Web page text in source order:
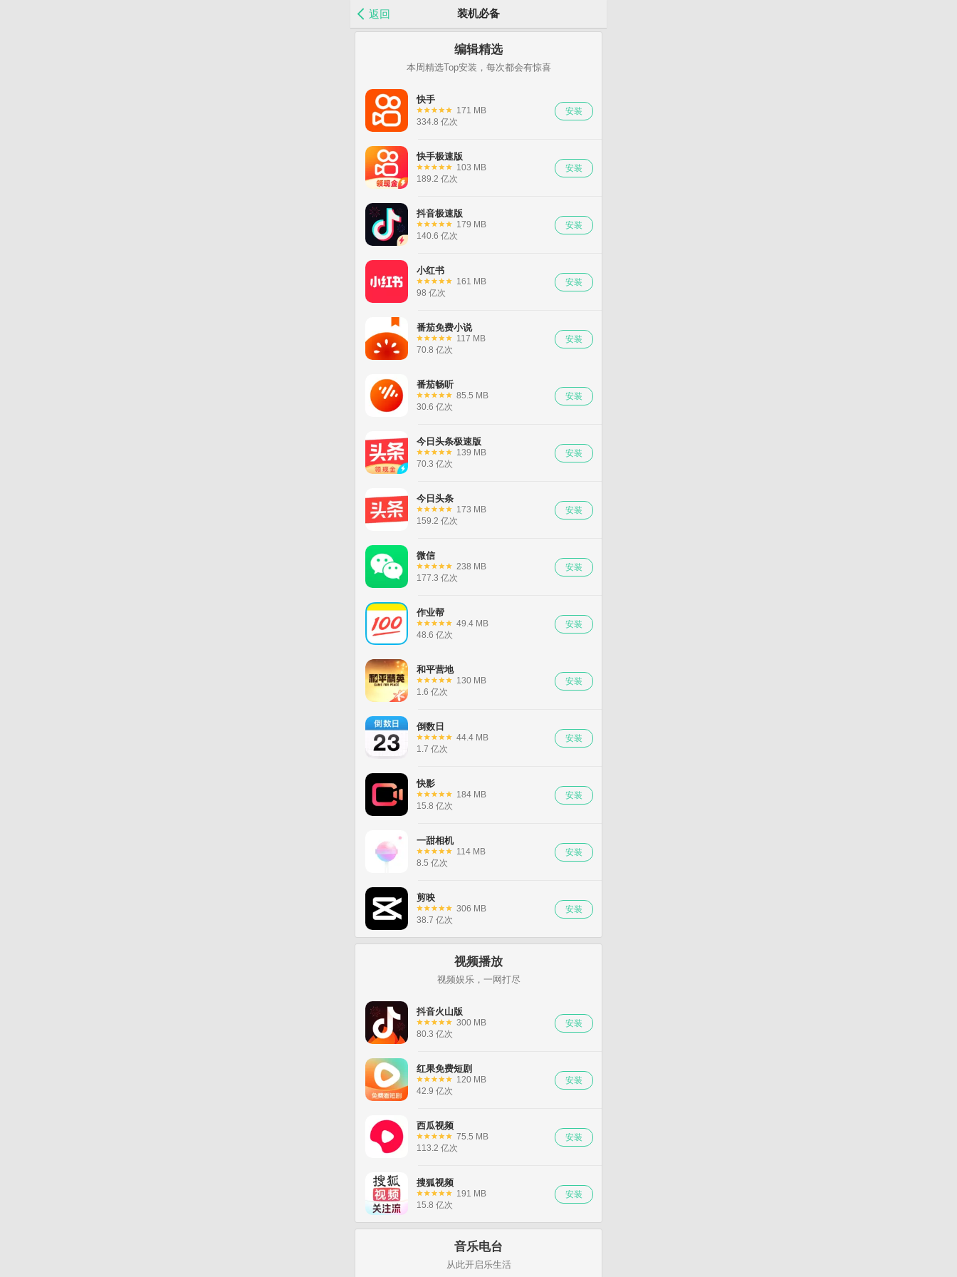
返回 装机必备
编辑精选
本周精选Top安装，每次都会有惊喜
快手
171 MB
334.8 亿次
快手极速版
103 MB
189.2 亿次
抖音极速版
179 MB
140.6 亿次
小红书
161 MB
98 亿次
番茄免费小说
117 MB
70.8 亿次
番茄畅听
85.5 MB
30.6 亿次
今日头条极速版
139 MB
70.3 亿次
今日头条
173 MB
159.2 亿次
微信
238 MB
177.3 亿次
作业帮
49.4 MB
48.6 亿次
和平营地
130 MB
1.6 亿次
倒数日
44.4 MB
1.7 亿次
快影
184 MB
15.8 亿次
一甜相机
114 MB
8.5 亿次
剪映
306 MB
38.7 亿次
视频播放
视频娱乐，一网打尽
抖音火山版
300 MB
80.3 亿次
红果免费短剧
120 MB
42.9 亿次
西瓜视频
75.5 MB
113.2 亿次
搜狐视频
191 MB
15.8 亿次
音乐电台
从此开启乐生活